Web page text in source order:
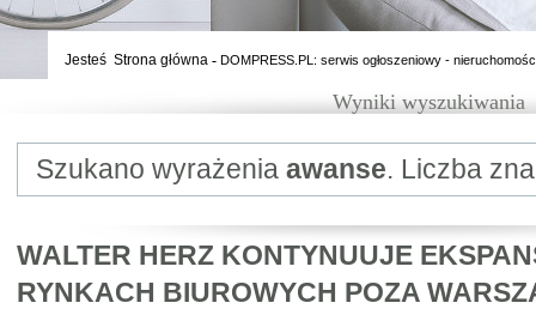
Jesteś Strona główna - DOMPRESS.PL: serwis ogłoszeniowy -
Wyniki wyszukiwania
Szukano wyrażenia awanse. Liczba
WALTER HERZ KONTYNUUJE
RYNKACH BIUROWYCH POZA